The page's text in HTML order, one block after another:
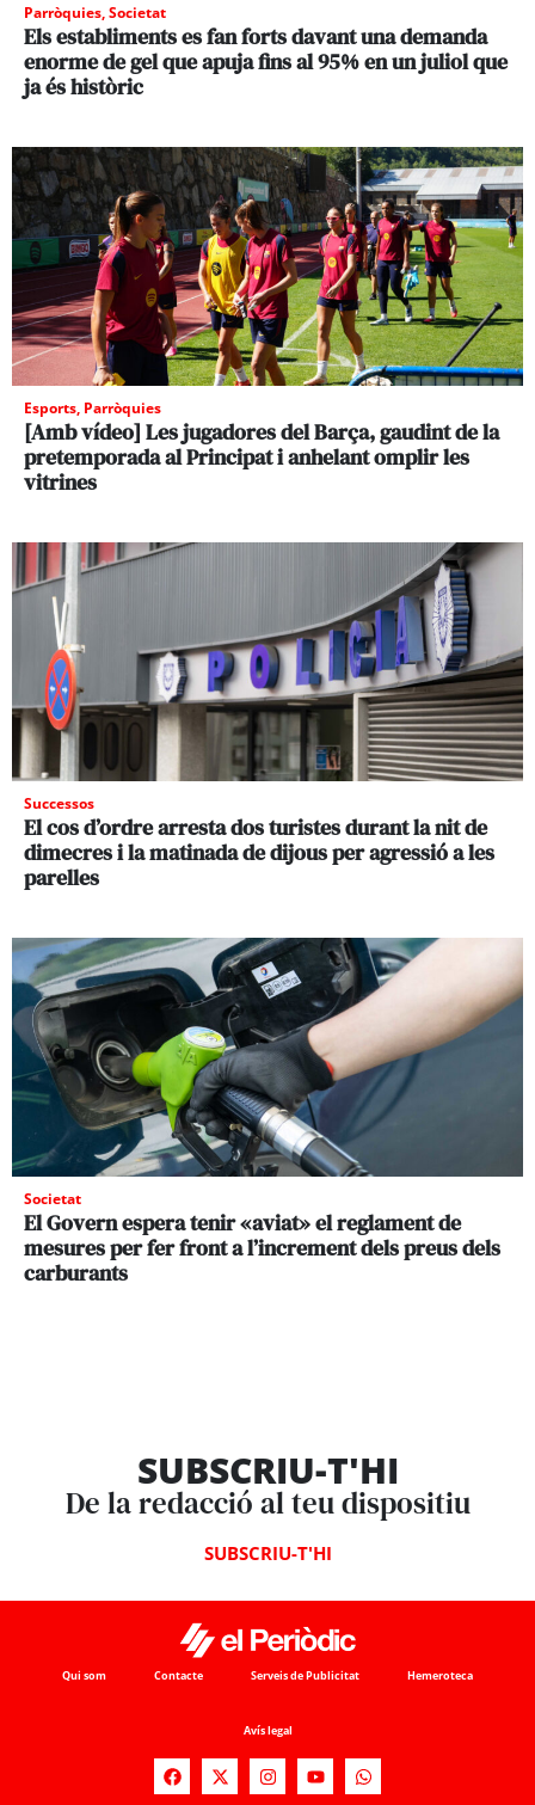
Parròquies,Societat
Els establiments es fan forts davant una demanda
enorme de gel que apuja fins al 95% en un juliol que
ja és històric
Esports, Parròquies
[Amb vídeo] Les jugadores del Barça, gaudint de la
pretemporada al Principat i anhelant omplir les
vitrines
Successos
El cos d’ordre arresta dos turistes durant la nit de
dimecres i la matinada de dijous per agressió a les
parelles
Societat
El Govern espera tenir «aviat» el reglament de
mesures per fer front a l’increment dels preus dels
carburants
SUBSCRIU-T'HI
De la redacció al teu dispositiu
SUBSCRIU-T'HI
Qui som Contacte Serveis de Publicitat Hemeroteca
Avís legal